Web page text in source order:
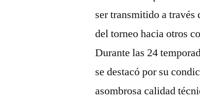
ser transmitido a
del torneo hacia otros
Durante las 24
se destacó por su
asombrosa calidad